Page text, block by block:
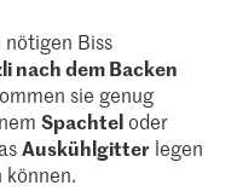
Biss
nach dem Backen
sie genug
Spachteloder
Auskühlgitter legen
können.